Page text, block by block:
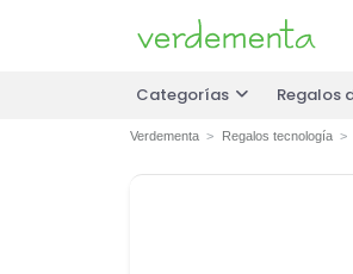
Categorías Regalos
Verdementa Regalos tecnología